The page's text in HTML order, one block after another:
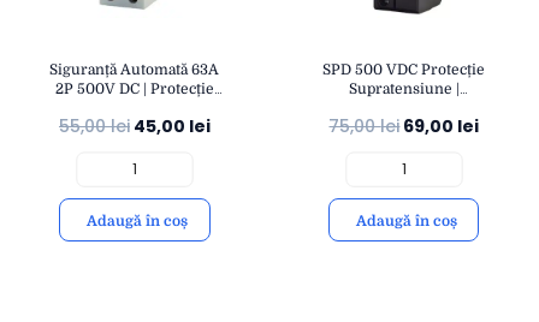
Siguranță Automată 63A
2P 500V DC | Protecție
Scurtcircuit | Montaj Șină
55,00lei 45,00 lei
Adaugă în coș
SPD 500 VDC Protecție
Supratensiune |
40KA | Montaj Șină DIN
75,00lei69,00 lei
Adaugă în coș